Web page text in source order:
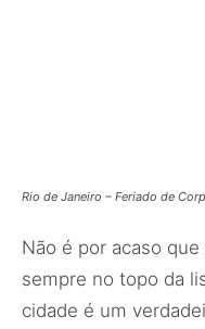
Rio de Janeiro – Feriado de
Não é por acaso
sempre no topo da
cidade é um